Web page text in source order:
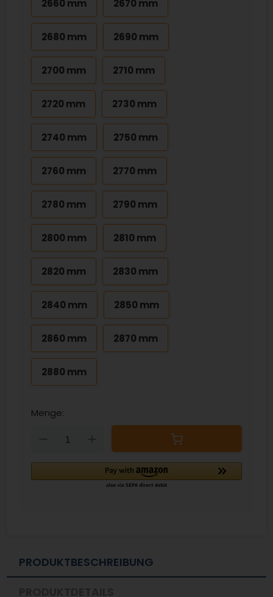
2660 mm 2670 mm
2680 mm 2690 mm
2700 mm 2710 mm
2720 mm 2730 mm
2740 mm 2750 mm
2760 mm 2770 mm
2780 mm 2790 mm
2800 mm 2810 mm
2820 mm 2830 mm
2840 mm 2850 mm
2860 mm 2870 mm
2880 mm
Menge:
Down
PRODUKTBESCHREIBUNG